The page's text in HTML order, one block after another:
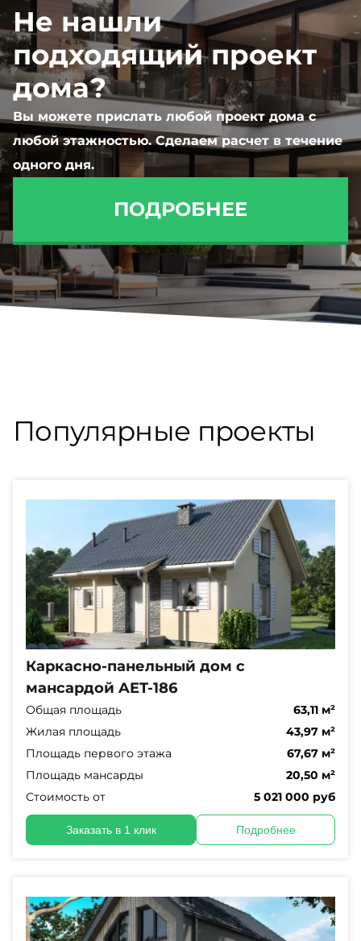
Не нашли
подходящий проект
дома?
Вы можете прислать любой проект дома с
любой этажностью. Сделаем расчет в течение
одного дня.
ПОДРОБНЕЕ
Популярные проекты
Каркасно-панельный дом с
мансардой AET-186
Общая площадь
63,11 м²
Жилая площадь
43,97 м²
Площадь первого этажа
67,67 м²
Площадь мансарды
20,50 м²
Стоимость от
5 021 000 руб
Заказать в 1 клик Подробнее